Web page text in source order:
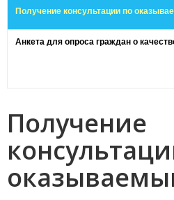
Получение консультации по
Анкета для опроса граждан о
Получение